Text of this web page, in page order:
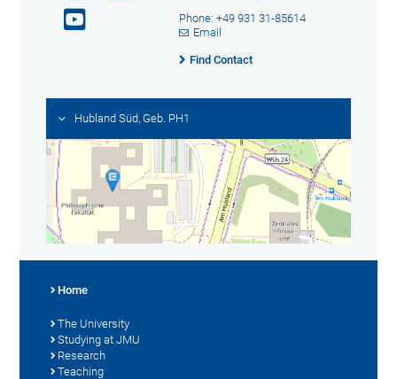
Phone: +49 931 31-85614
Email
Find Contact
Hubland Süd, Geb. PH1
Home
The University
Studying at JMU
Research
Teaching